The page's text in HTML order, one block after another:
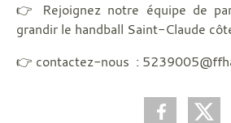
👉 Rejoignez notre équipe de
grandir le handball Saint-Claude
👉 contactez-nous :